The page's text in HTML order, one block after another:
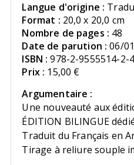
Langue d'origine :
Format : 20,0 x 20,0 cm
Nombre de pages : 48
Date de parution : 06/
ISBN : 978-2-9555514-2-
Prix : 15,00 €
Argumentaire :
Une nouveauté aux
ÉDITION BILINGUE
Traduit du Français en
Tirage à reliure souple